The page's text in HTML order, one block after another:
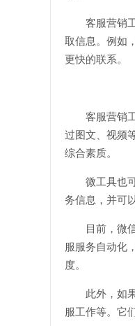
客服营销
取信息。例如
更快的联系。
客服营销
过图文、视频
综合素质。
微工具也
务信息，并可
目前，微
服服务自动化
度。
此外，如
服工作等。它